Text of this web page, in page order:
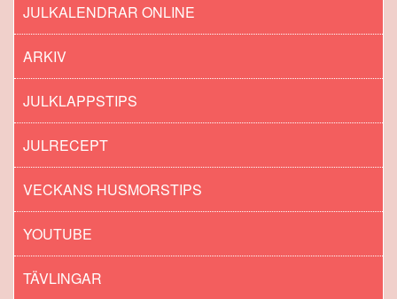
JULKALENDRAR ONLINE
ARKIV
JULKLAPPSTIPS
JULRECEPT
VECKANS HUSMORSTIPS
YOUTUBE
TÄVLINGAR